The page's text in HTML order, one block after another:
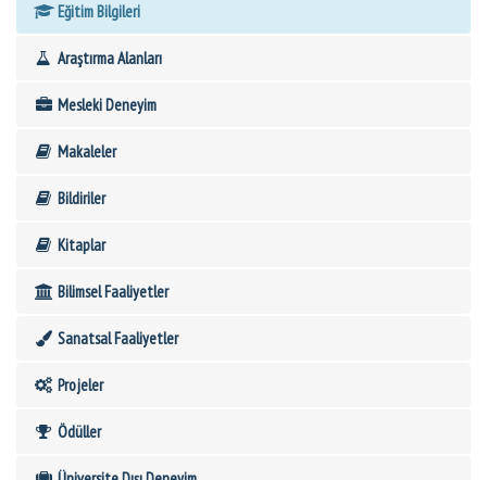
Eğitim Bilgileri
Araştırma Alanları
Mesleki Deneyim
Makaleler
Bildiriler
Kitaplar
Bilimsel Faaliyetler
Sanatsal Faaliyetler
Projeler
Ödüller